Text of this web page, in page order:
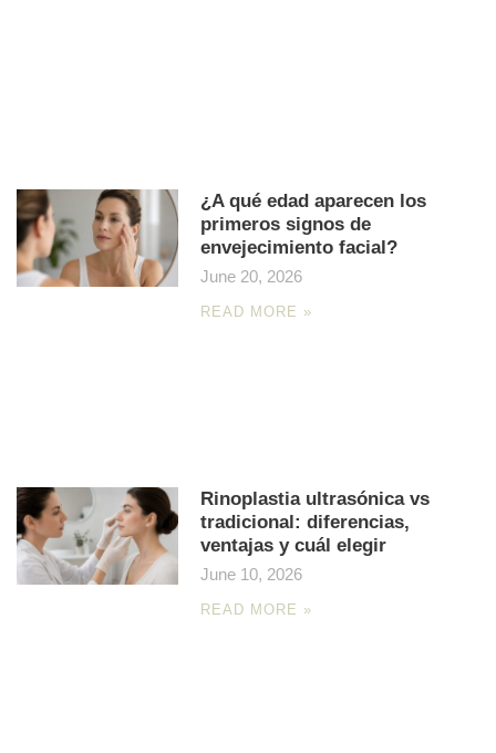
¿A qué edad aparecen los
primeros signos de
envejecimiento facial?
June 20, 2026
READ MORE »
Rinoplastia ultrasónica vs
tradicional: diferencias,
ventajas y cuál elegir
June 10, 2026
READ MORE »